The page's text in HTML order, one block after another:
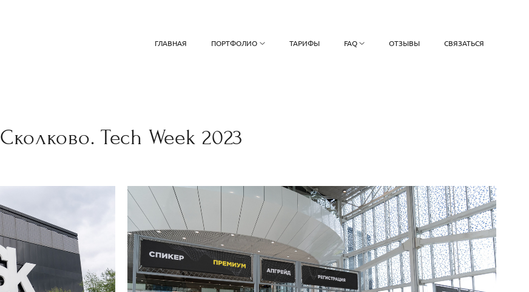
ГЛАВНАЯ ПОРТФОЛИО ТАРИФЫ FAQ ОТЗЫВЫ СВЯЗАТЬСЯ
Сколково. Tech Week 2023